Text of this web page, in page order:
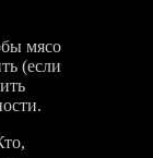
мясо
(если